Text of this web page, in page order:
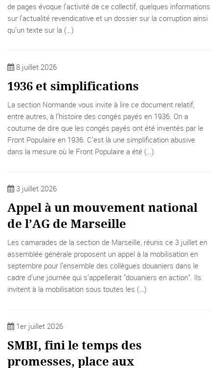
de pages évoque l’activité de ce collectif, quelques informations
sur l’actualité revendicative et un dossier sur la corruption ainsi
qu’un texte sur la (…)
8 juillet 2026
1936 et simplifications
La section Normande vous invite à lire ce document relatif,
entre autres, à l’histoire des congés payés en 1936. On a
coutume de dire que les congés payés ont été inventés par le
Front Populaire en 1936. C’est là une simplification abusive
dans la mesure où le Front Populaire a été (…)
3 juillet 2026
Appel à un mouvement national
de l’AG de Marseille
Les camarades de la section de Marseille, réunis ce 3 juillet en
assemblée générale proposent un appel à la mobilisation en
septembre pour l’ensemble des collègues douaniers dans le
cadre d’une journée qui s’appellerait "douaniers en action". Ils
invitent à la mobilisation sous toutes les (…)
1er juillet 2026
SMBI, fini le temps des
promesses, place aux